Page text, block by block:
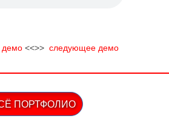
демо <<>> следующее демo
ПОРТФОЛИО